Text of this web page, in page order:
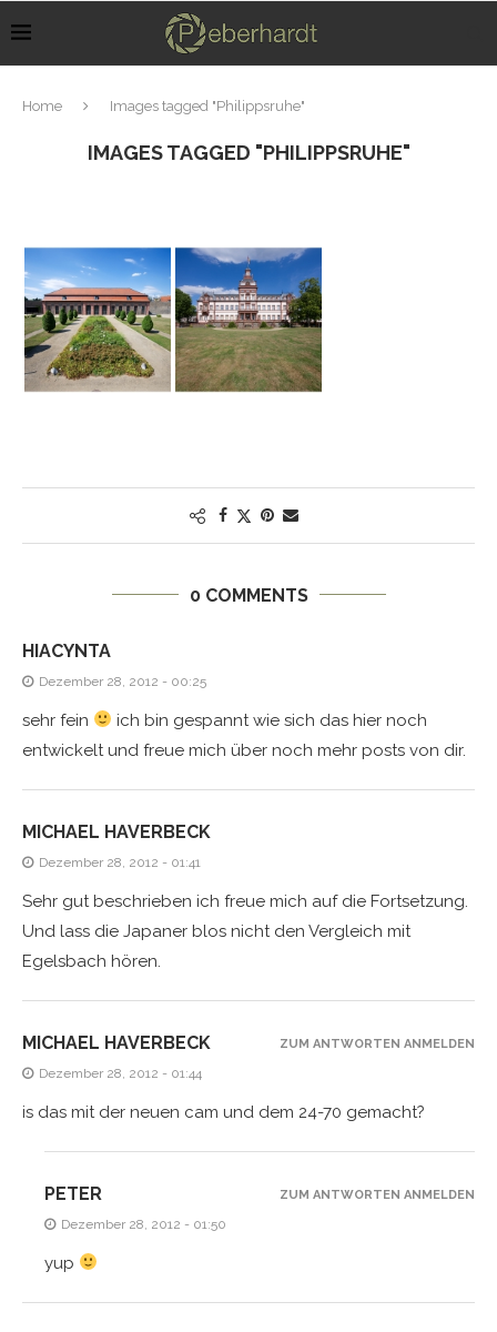
Home Images tagged "Philippsruhe"
IMAGES TAGGED "PHILIPPSRUHE"
0 COMMENTS
HIACYNTA
Dezember 28, 2012 - 00:25
sehr fein
ich bin gespannt wie sich das hier noch
entwickelt und freue mich über noch mehr posts von dir.
MICHAEL HAVERBECK
Dezember 28, 2012 - 01:41
Sehr gut beschrieben ich freue mich auf die Fortsetzung.
Und lass die Japaner blos nicht den Vergleich mit
Egelsbach hören.
MICHAEL HAVERBECK
Dezember 28, 2012 - 01:44
is das mit der neuen cam und dem 24-70 gemacht?
ZUM ANTWORTEN ANMELDEN
PETER
Dezember 28, 2012 - 01:50
yup
ZUM ANTWORTEN ANMELDEN